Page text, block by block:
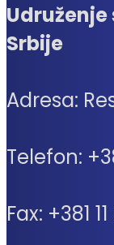
Srbije
Adresa:
Telefon:
Fax: +381